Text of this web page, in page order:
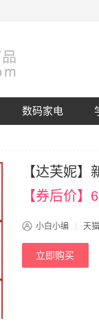
数码家电
【达芙妮
【券后价】
小白小编 天猫
立即购买